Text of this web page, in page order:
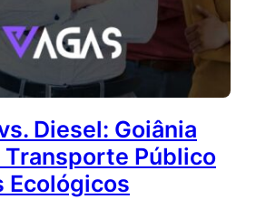
Diesel: Goiânia
Transporte Público
Ecológicos